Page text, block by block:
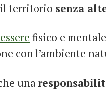
il territorio senza
fisico e
con l’ambiente
una